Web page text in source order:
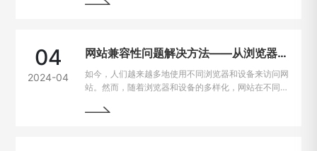
为构建门户网站的首选技术之一。
04
2024-04
网站兼容性问题解决方法——从浏览器到设备的完美适配
如今，人们越来越多地使用不同浏览器和设备来访问网
站。然而，随着浏览器和设备的多样化，网站在不同平
在电脑、手机、平板上都能有良好的使用体验，我们需